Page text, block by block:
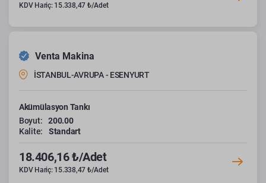
KDV Hariç: 15.338,47 ₺/Adet
Venta Makina
İSTANBUL-AVRUPA - ESENYURT
Akümülasyon Tankı
Boyut:
200.00
Kalite:
Standart
18.406,16 ₺/Adet
KDV Hariç: 15.338,47 ₺/Adet